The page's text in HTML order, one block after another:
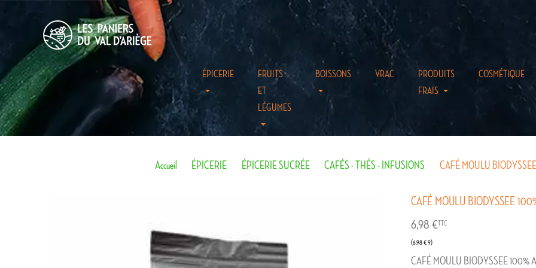
ÉPICERIE
FRUITS
ET
LÉGUMES
BOISSONS VRAC
PRODUITS
FRAIS
COSMÉTIQUE
Accueil ÉPICERIE ÉPICERIE SUCRÉE CAFÉS - THÉS - INFUSIONS CAFÉ MOULU
CAFÉ MOULU BIODYSSEE
6,98 €
(6,98 € 9)
TTC
CAFÉ MOULU BIODYSSEE 100%